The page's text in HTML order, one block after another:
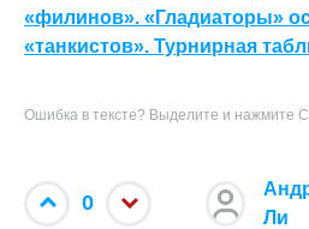
«филинов». «Гладиаторы»
«танкистов». Турнирная
Ошибка в тексте? Выделите и нажмите
0
Ли